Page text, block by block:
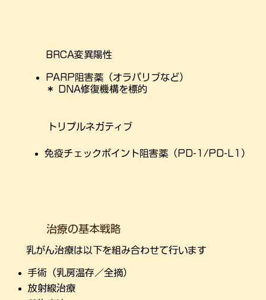
BRCA変異陽性
PARP阻害薬（オラパリブなど）
＊ DNA修復機構を標的
トリプルネガティブ
免疫チェックポイント阻害薬（PD-1/PD-L1）
治療の基本戦略
乳がん治療は以下を組み合わせて行います
手術（乳房温存／全摘）
放射線治療